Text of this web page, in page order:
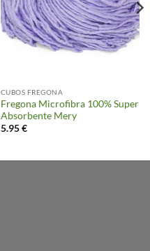
CUBOS FREGONA
Fregona Microfibra 100% Super
Absorbente Mery
5.95€